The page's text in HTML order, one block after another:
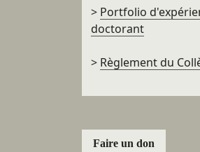
> Portfolio
doctorant
> Règlement du
Faire un don